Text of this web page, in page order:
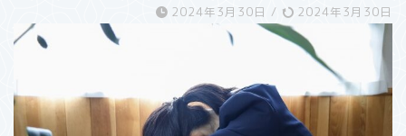
2024年3月30日 / 2024年3月30日